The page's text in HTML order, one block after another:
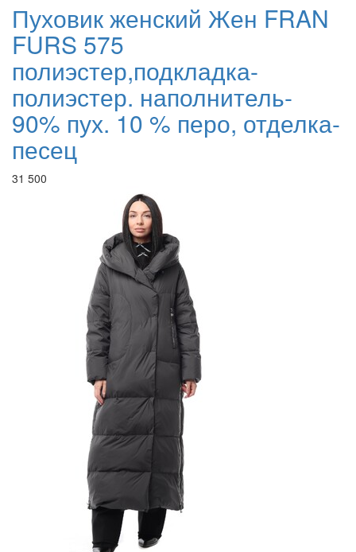
Пуховик женский Жен FRAN
FURS 575
полиэстер,подкладка-
полиэстер. наполнитель-
90% пух. 10 % перо, отделка-
песец
31 500